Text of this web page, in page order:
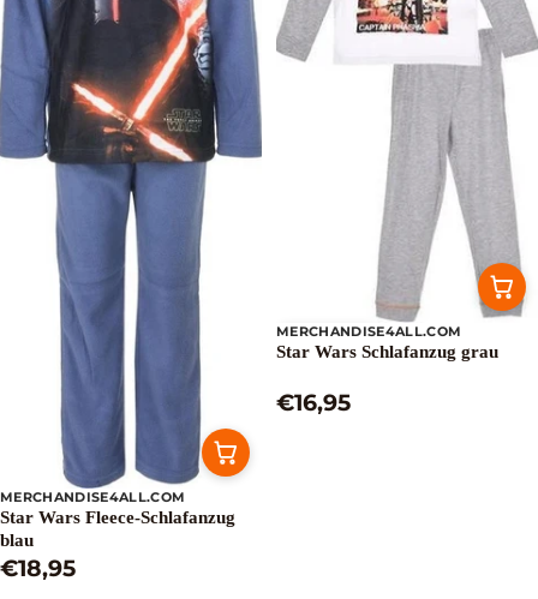
MERCHANDISE4ALL.COM
Star Wars Fleece-Schlafanzug
blau
€18,95
Ausverkauft
MERCHANDISE4ALL.COM
Star Wars Schlafanzug grau
€16,95